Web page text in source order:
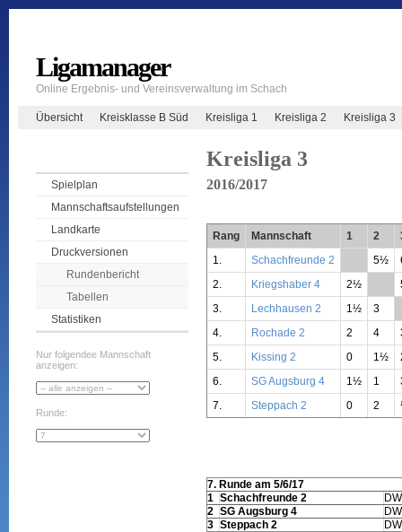
Ligamanager
Online Ergebnis- und Vereinsverwaltung im Schach
Übersicht Kreisklasse B Süd Kreisliga 1 Kreisliga 2 Kreisliga 3
Spielplan
Mannschaftsaufstellungen
Landkarte
Druckversionen
Rundenbericht
Tabellen
Statistiken
Nur folgendee Mannschaft
anzeigen:
Runde:
Kreisliga 3
2016/2017
Rang Mannschaft 1 2
1.
Schachfreunde 2 5½
2.
Kriegshaber 4 2½
3.
Lechhausen 2 1½ 3
4.
Rochade 2 2 4
5.
Kissing 2 0 1½
6.
SG Augsburg 4 1½ 1
7.
Steppach 2 0 2
7. Runde am 5/6/17
1 Schachfreunde 2
2 SG Augsburg 4
3 Steppach 2